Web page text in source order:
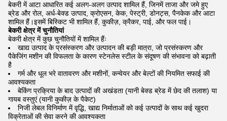
बेकरी में आटा आधारित कई अलग-अलग उत्पाद शामिल हैं, जिनमें ताजा और जमे हुए
ब्रेड और रोल, अर्ध-बेक्ड उत्पाद, क्रोएसन, केक, पेस्ट्री, डोनट्स, पैनकेक और आटा
शामिल हैं।इसमें बिस्किट भी शामिल हैं, कुकीज़, क्रैकर, पाई, और फल पाई।
बेकरी क्षेत्र में चुनौतियां
बेकरी क्षेत्र में कुछ चुनौतियों में शामिल हैंः
खाद्य उत्पाद के प्रसंस्करण और उत्पादन की बड़ी मात्रा, जो प्रसंस्करण और
पैकेजिंग मशीन की विफलता के कारण स्टेनलेस स्टील के संदूषण की संभावना को बढ़ाती
है
गर्म और धूल भरे वातावरण और मशीनों, कन्वेयर और बेल्टों की नियमित सफाई की
आवश्यकता
बेकिंग प्रक्रिया के बाद उत्पादों की अखंडता (यानी बेक्ड ब्रेड में छेद की तलाश) या
गायब वस्तुएं (यानी कुकीज़ के पैकेट)
निजी लेबल विनिर्माण में वृद्धि, खाद्य निर्माताओं को कई उत्पादों के साथ कई खुदरा
विक्रेताओं की सेवा करने की आवश्यकता